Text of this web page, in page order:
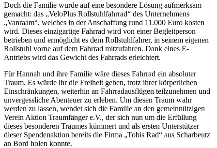
Doch die Familie wurde auf eine besondere Lösung aufmerksam
gemacht: das „VeloPlus Rollstuhlfahrrad“ des Unternehmens
„Vanraam“, welches in der Anschaffung rund 11.000 Euro kosten
wird. Dieses einzigartige Fahrrad wird von einer Begleitperson
betrieben und ermöglicht es dem Rollstuhlfahrer, in seinem eigenen
Rollstuhl vorne auf dem Fahrrad mitzufahren. Dank eines E-
Antriebs wird das Gewicht des Fahrrads erleichtert.
Für Hannah und ihre Familie wäre dieses Fahrrad ein absoluter
Traum. Es würde ihr die Freiheit geben, trotz ihrer körperlichen
Einschränkungen, weiterhin an Fahrradausflügen teilzunehmen und
unvergessliche Abenteuer zu erleben. Um diesen Traum wahr
werden zu lassen, wendet sich die Familie an den gemeinnützigen
Verein Aktion Traumfänger e.V., der sich nun um die Erfüllung
dieses besonderen Traumes kümmert und als ersten Unterstützer
dieser Spendenaktion bereits die Firma „Tobis Rad“ aus Scharbeutz
an Bord holen konnte.